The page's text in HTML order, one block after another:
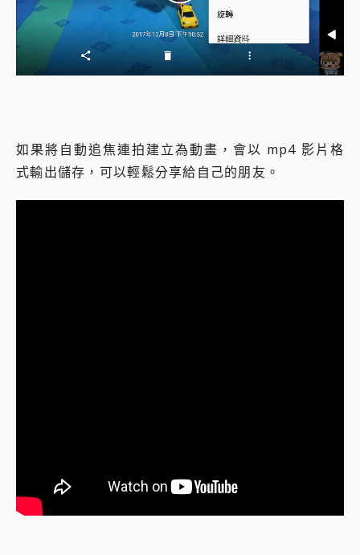
如果將自動追焦連拍建立為動畫，會以 mp4 影片格
式輸出儲存，可以輕鬆分享給自己的朋友。